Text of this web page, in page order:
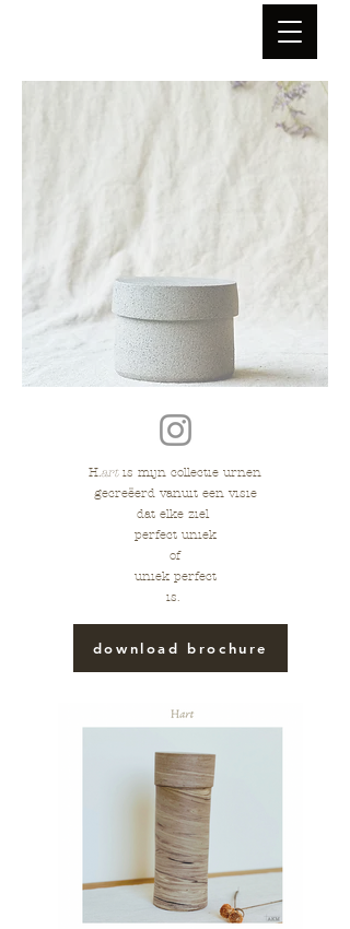
H.artis mijn collectie urnen
gecreëerdvanuit een visie
dat elke ziel
perfect uniek
of
uniek perfect
is.
download brochure